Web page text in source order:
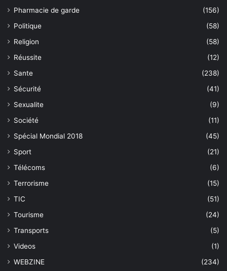
Pharmacie de garde
(156)
Politique
(58)
Religion
(58)
Réussite
(12)
Sante
(238)
Sécurité
(41)
Sexualite
(9)
Société
(11)
Spécial Mondial 2018
(45)
Sport
(21)
Télécoms
(6)
Terrorisme
(15)
TIC
(51)
Tourisme
(24)
Transports
(5)
Videos
(1)
WEBZINE
(234)